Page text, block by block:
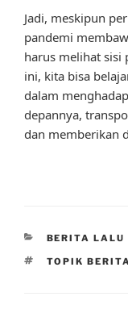
Jadi, meskipun
pandemi
harus melihat sisi
ini, kita bisa
dalam
depannya,
dan memberikan
CATEGORIES
BERITA LALU
TAGS
TOPIK